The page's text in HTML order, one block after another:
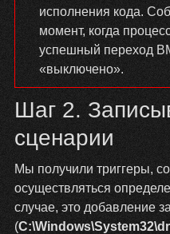
исполнения кода.
момент, когда
успешный переход
«выключено».
Шаг 2.
сценарии
Мы получили триггеры,
осуществляться
случае, это добавление
(